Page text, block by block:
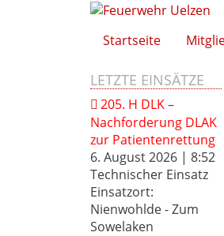
Startseite
LETZTE EINSÄTZE
205. H DLK –
Nachforderung DLAK
zur Patientenrettung
6. August 2026 | 8:52
Technischer Einsatz
Einsatzort:
Nienwohlde - Zum
Sowelaken